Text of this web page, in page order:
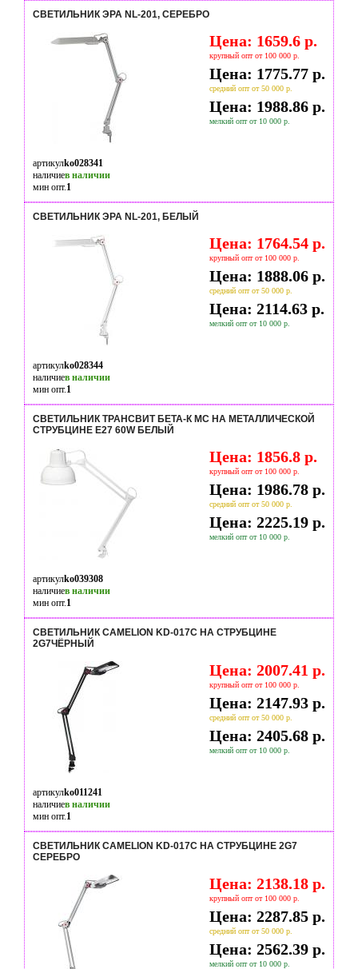
СВЕТИЛЬНИК ЭРА NL-201, СЕРЕБРО
Цена: 1659.6 р.
крупный опт от 100 000 р.
Цена: 1775.77 р.
средний опт от 50 000 р.
Цена: 1988.86 р.
мелкий опт от 10 000 р.
артикулko028341
наличиев наличии
мин опт.1
СВЕТИЛЬНИК ЭРА NL-201, БЕЛЫЙ
Цена: 1764.54 р.
крупный опт от 100 000 р.
Цена: 1888.06 р.
средний опт от 50 000 р.
Цена: 2114.63 р.
мелкий опт от 10 000 р.
артикулko028344
наличиев наличии
мин опт.1
СВЕТИЛЬНИК ТРАНСВИТ БЕТА-К МС НА МЕТАЛЛИЧЕСКОЙ
СТРУБЦИНЕ Е27 60W БЕЛЫЙ
Цена: 1856.8 р.
крупный опт от 100 000 р.
Цена: 1986.78 р.
средний опт от 50 000 р.
Цена: 2225.19 р.
мелкий опт от 10 000 р.
артикулko039308
наличиев наличии
мин опт.1
СВЕТИЛЬНИК CAMELION KD-017C НА СТРУБЦИНЕ
2G7ЧЁРНЫЙ
Цена: 2007.41 р.
крупный опт от 100 000 р.
Цена: 2147.93 р.
средний опт от 50 000 р.
Цена: 2405.68 р.
мелкий опт от 10 000 р.
артикулko011241
наличиев наличии
мин опт.1
СВЕТИЛЬНИК CAMELION KD-017C НА СТРУБЦИНЕ 2G7
СЕРЕБРО
Цена: 2138.18 р.
крупный опт от 100 000 р.
Цена: 2287.85 р.
средний опт от 50 000 р.
Цена: 2562.39 р.
мелкий опт от 10 000 р.